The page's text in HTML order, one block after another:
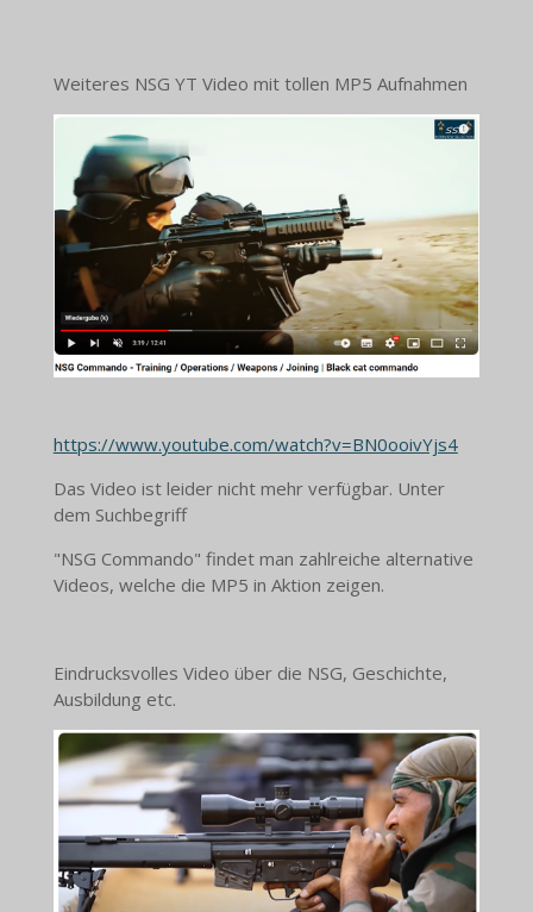
Weiteres NSG YT Video mit tollen MP5 Aufnahmen
https://www.youtube.com/watch?v=BN0ooivYjs4
Das Video ist leider nicht mehr verfügbar. Unter
dem Suchbegriff
"NSG Commando" findet man zahlreiche alternative
Videos, welche die MP5 in Aktion zeigen.
Eindrucksvolles Video über die NSG, Geschichte,
Ausbildung etc.